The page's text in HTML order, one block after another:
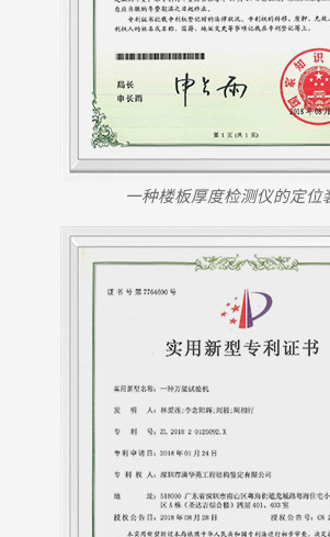
一种楼板厚度检测仪的定位